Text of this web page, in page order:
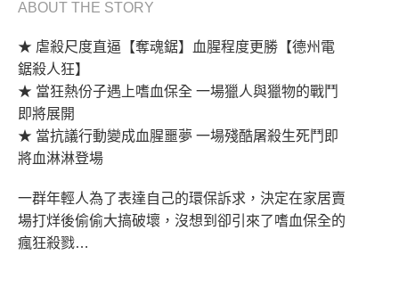
ABOUT THE STORY
★ 虐殺尺度直逼【奪魂鋸】血腥程度更勝【德州電
鋸殺人狂】
★ 當狂熱份子遇上嗜血保全 一場獵人與獵物的戰鬥
即將展開
★ 當抗議行動變成血腥噩夢 一場殘酷屠殺生死鬥即
將血淋淋登場
一群年輕人為了表達自己的環保訴求，決定在家居賣
場打烊後偷偷大搞破壞，沒想到卻引來了嗜血保全的
瘋狂殺戮…